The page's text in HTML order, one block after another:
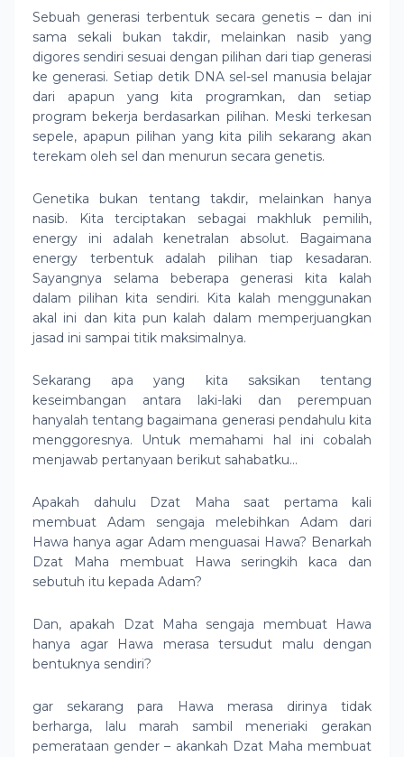
Sebuah generasi terbentuk secara genetis – dan ini
sama sekali bukan takdir, melainkan nasib yang
digores sendiri sesuai dengan pilihan dari tiap generasi
ke generasi. Setiap detik DNA sel-sel manusia belajar
dari apapun yang kita programkan, dan setiap
program bekerja berdasarkan pilihan. Meski terkesan
sepele, apapun pilihan yang kita pilih sekarang akan
terekam oleh sel dan menurun secara genetis.
Genetika bukan tentang takdir, melainkan hanya
nasib. Kita terciptakan sebagai makhluk pemilih,
energy ini adalah kenetralan absolut. Bagaimana
energy terbentuk adalah pilihan tiap kesadaran.
Sayangnya selama beberapa generasi kita kalah
dalam pilihan kita sendiri. Kita kalah menggunakan
akal ini dan kita pun kalah dalam memperjuangkan
jasad ini sampai titik maksimalnya.
Sekarang apa yang kita saksikan tentang
keseimbangan antara laki-laki dan perempuan
hanyalah tentang bagaimana generasi pendahulu kita
menggoresnya. Untuk memahami hal ini cobalah
menjawab pertanyaan berikut sahabatku…
Apakah dahulu Dzat Maha saat pertama kali
membuat Adam sengaja melebihkan Adam dari
Hawa hanya agar Adam menguasai Hawa? Benarkah
Dzat Maha membuat Hawa seringkih kaca dan
sebutuh itu kepada Adam?
Dan, apakah Dzat Maha sengaja membuat Hawa
hanya agar Hawa merasa tersudut malu dengan
bentuknya sendiri?
gar sekarang para Hawa merasa dirinya tidak
berharga, lalu marah sambil meneriaki gerakan
pemerataan gender – akankah Dzat Maha membuat